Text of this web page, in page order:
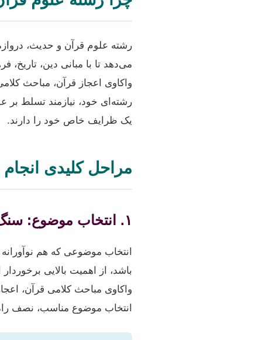
رشته علوم قرآن و حدیث،
می‌دهد تا با مبانی دین،
واکاوی اعجاز قرآن، مباحث
رشته‌ای خود، نیازمند تسلط
یک ظرایف خاص خود را دارند.
مراحل کلیدی انجام
۱. انتخاب موضوع: سنگ بنای پژوهش
انتخاب موضوعی که هم
باشد، از اهمیت بالایی
واکاوی مباحث کلامی قرآن،
انتخاب موضوع مناسب، نصف